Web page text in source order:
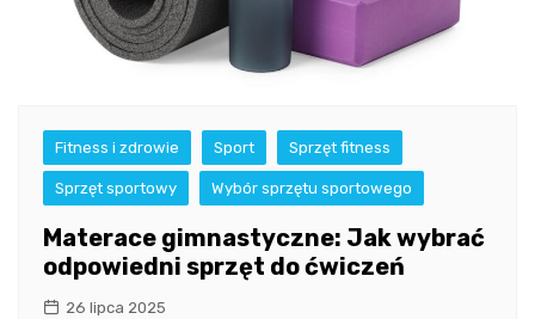
Fitness i zdrowie Sport Sprzęt fitness
Sprzęt sportowy Wybór sprzętu sportowego
Materace gimnastyczne: Jak wybrać
odpowiedni sprzęt do ćwiczeń
26 lipca 2025